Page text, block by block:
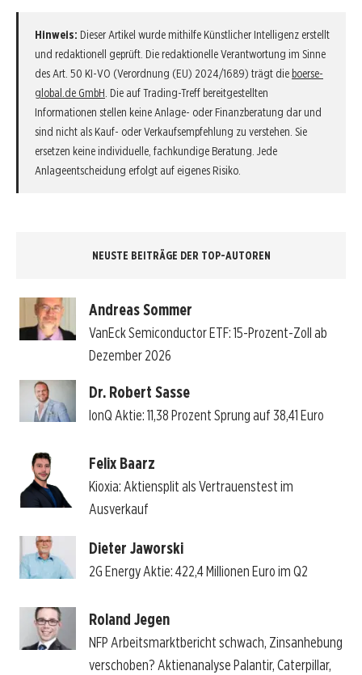
Hinweis: Dieser Artikel wurde mithilfe Künstlicher Intelligenz erstellt
und redaktionell geprüft. Die redaktionelle Verantwortung im Sinne
des Art. 50 KI-VO (Verordnung (EU) 2024/1689) trägt die boerse-
global.de GmbH . Die auf Trading-Treff bereitgestellten
Informationen stellen keine Anlage- oder Finanzberatung dar und
sind nicht als Kauf- oder Verkaufsempfehlung zu verstehen. Sie
ersetzen keine individuelle, fachkundige Beratung. Jede
Anlageentscheidung erfolgt auf eigenes Risiko.
NEUSTE BEITRÄGE DER TOP-AUTOREN
Andreas Sommer
VanEck Semiconductor ETF: 15-Prozent-Zoll ab
Dezember 2026
Dr. Robert Sasse
IonQ Aktie: 11,38 Prozent Sprung auf 38,41 Euro
Felix Baarz
Kioxia: Aktiensplit als Vertrauenstest im
Ausverkauf
Dieter Jaworski
2G Energy Aktie: 422,4 Millionen Euro im Q2
Roland Jegen
NFP Arbeitsmarktbericht schwach, Zinsanhebung
verschoben? Aktienanalyse Palantir, Caterpillar,